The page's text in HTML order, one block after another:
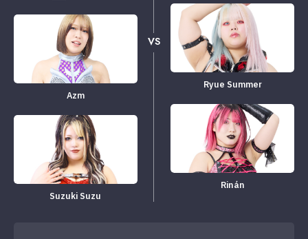
Azm
Suzuki Suzu
VS
Ryue Summer
Rinán